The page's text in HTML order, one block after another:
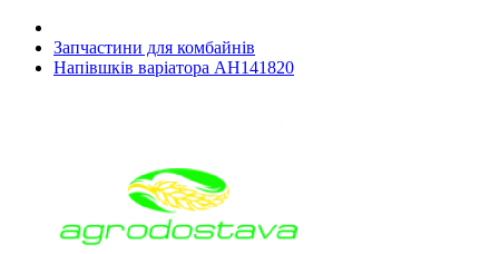
Запчастини для комбайнів
Напівшків варіатора AH141820